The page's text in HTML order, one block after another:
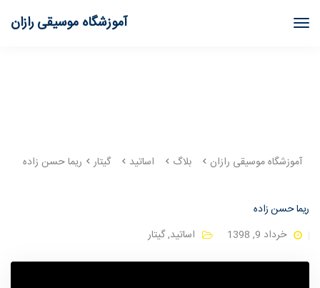
آموزشگاه موسیقی رازان
آموزشگاه موسیقی رازان بلاگ اساتید گیتار ریما حسن زاده
ریما حسن زاده
خرداد 9, 1398
اساتید,گیتار